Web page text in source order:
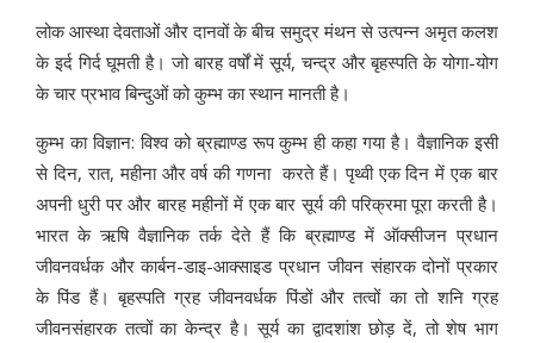
लोक आस्था देवताओं और दानवों के बीच समुद्र मंथन से उत्पन्न अमृत कलश
के इर्द गिर्द घूमती है। जो बारह वर्षों में सूर्य, चन्द्र और बृहस्पति के योगा-योग
के चार प्रभाव बिन्दुओं को कुम्भ का स्थान मानती है।
कुम्भ का विज्ञान: विश्व को ब्रह्माण्ड रूप कुम्भ ही कहा गया है। वैज्ञानिक इसी
से दिन, रात, महीना और वर्ष की गणना करते हैं। पृथ्वी एक दिन में एक बार
अपनी धुरी पर और बारह महीनों में एक बार सूर्य की परिक्रमा पूरा करती है।
भारत के ऋषि वैज्ञानिक तर्क देते हैं कि ब्रह्माण्ड में ऑक्सीजन प्रधान
जीवनवर्धक और कार्बन-डाइ-आक्साइड प्रधान जीवन संहारक दोनों प्रकार
के पिंड हैं। बृहस्पति ग्रह जीवनवर्धक पिंडों और तत्वों का तो शनि ग्रह
जीवनसंहारक तत्वों का केन्द्र है। सूर्य का द्वादशांश छोड़ दें, तो शेष भाग